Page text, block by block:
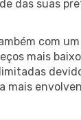
das suas
com
mais
mais